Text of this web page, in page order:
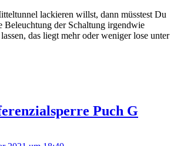
lackieren willst, dann müsstest Du
Beleuchtung der Schaltung irgendwie
das liegt mehr oder weniger lose unter
Puch G